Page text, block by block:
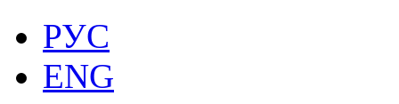
РУС
ENG